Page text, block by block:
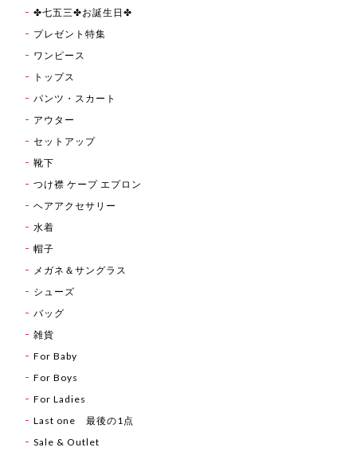
✤七五三✤お誕生日✤
プレゼント特集
ワンピース
トップス
パンツ・スカート
アウター
セットアップ
靴下
つけ襟 ケープ エプロン
ヘアアクセサリー
水着
帽子
メガネ＆サングラス
シューズ
バッグ
雑貨
For Baby
For Boys
For Ladies
Last one 最後の1点
Sale & Outlet